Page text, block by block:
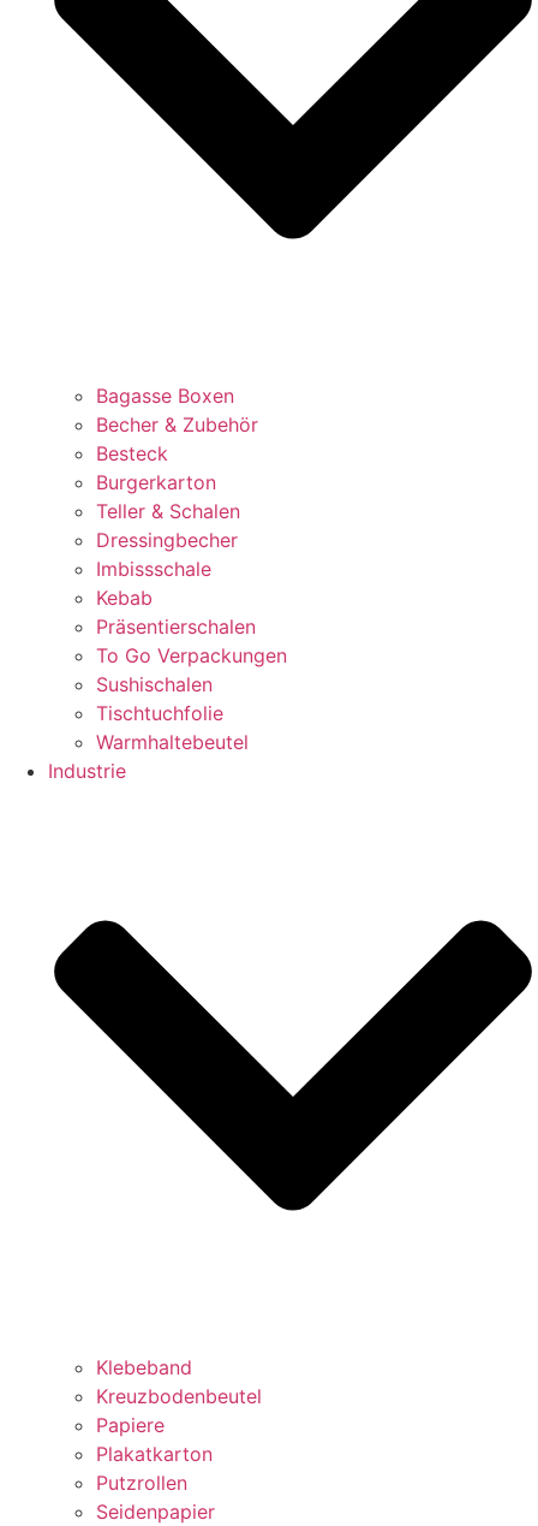
Bagasse Boxen
Becher & Zubehör
Besteck
Burgerkarton
Teller & Schalen
Dressingbecher
Imbissschale
Kebab
Präsentierschalen
To Go Verpackungen
Sushischalen
Tischtuchfolie
Warmhaltebeutel
Industrie
Klebeband
Kreuzbodenbeutel
Papiere
Plakatkarton
Putzrollen
Seidenpapier